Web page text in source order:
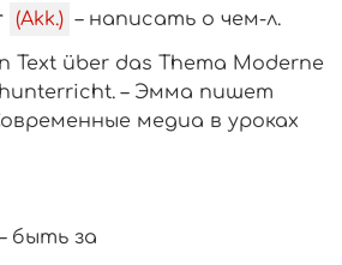
(Akk.) – написать о чем-л.
Text über das Thema Moderne
– Эмма пишет
медиа в уроках
быть за